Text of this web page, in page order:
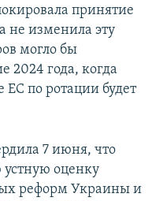
принятие
не изменила эту
могло бы
2024 года, когда
ЕС по ротации будет
7 июня, что
устную оценку
реформ Украины и